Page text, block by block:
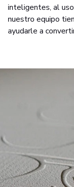
inteligentes, al
nuestro equipo
ayudarle a